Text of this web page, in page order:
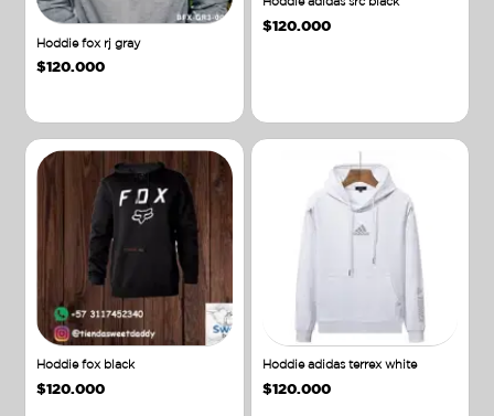
Hoddie fox rj gray
$120.000
$120.000
Hoddie fox black
$120.000
Hoddie adidas terrex white
$120.000